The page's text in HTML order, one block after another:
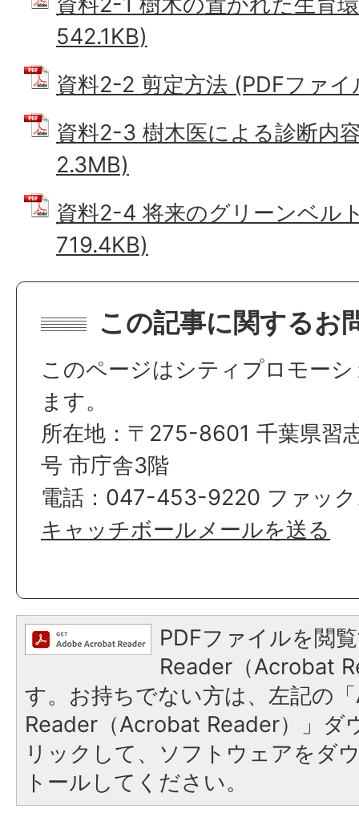
542.1KB)
資料2-2 剪定方法 (PDFファイ
資料2-3 樹木医による診断内
2.3MB)
資料2-4 将来のグリーンベル
719.4KB)
この記事に関するお
このページはシティプロモー
ます。
所在地：〒275-8601 千葉県習
号 市庁舎3階
電話：047-453-9220 ファッ
キャッチボールメールを送る
PDFファイルを閲
Reader（Acrobat
す。お持ちでない方は、左記の
Reader（Acrobat Reader）」ダ
リックして、ソフトウェアをダ
トールしてください。